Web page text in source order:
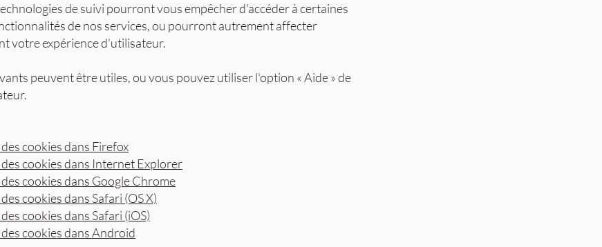
de suivi pourront vous empêcher d'accéder à certaines
de nos services, ou pourront autrement affecter
votre expérience d'utilisateur.
peuvent être utiles, ou vous pouvez utiliser l'option « Aide » de
cookies dans Firefox
cookies dans Internet Explorer
cookies dans Google Chrome
cookies dans Safari (OS X)
cookies dans Safari (iOS)
cookies dans Android